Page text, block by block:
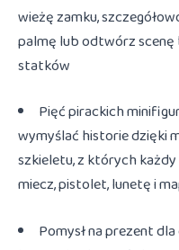
wieżę zamku,
palmę lub odtwórz
statków
Pięć pirackich
wymyślać historie dzięki
szkieletu, z których każdy
miecz, pistolet, lunetę i
Pomysł na prezent